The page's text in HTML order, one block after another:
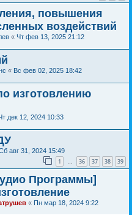
повышения
воздействий
« Чт фев 13, 2025 21:12
« Вс фев 02, 2025 18:42
изготовлению
дек 12, 2024 10:33
авг 31, 2024 15:49
1 36 37 38 39
Программы]
« Пн мар 18, 2024 9:22